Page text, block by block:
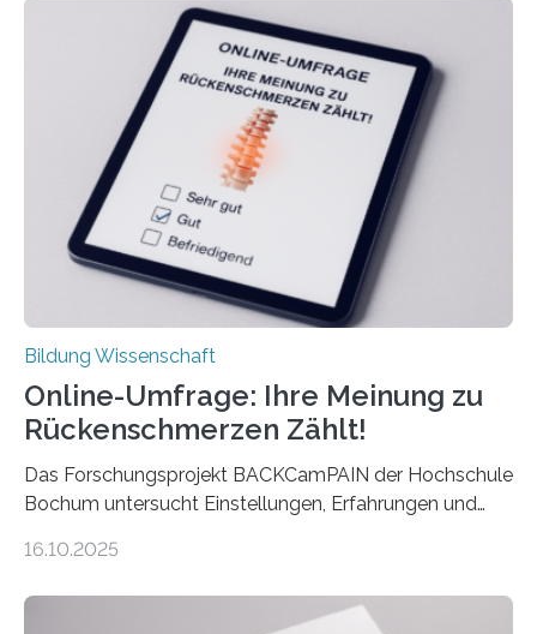
langfristigen Auswirkungen auf Karriere und die spätere
Rente. Bisherige Schätzungen lagen bei rund 20.000
Euro und damit etwa 30 Prozent zu niedrig. Zu diesem
Ergebnis kommt eine neue Studie des ZEW Mannheim
mit der Universität Tilburg. „Werden Frauen unter 30
Jahren erstmals…
Bildung Wissenschaft
Online-Umfrage: Ihre Meinung zu
Rückenschmerzen Zählt!
Das Forschungsprojekt BACKCamPAIN der Hochschule
Bochum untersucht Einstellungen, Erfahrungen und
gehören zu den häufigsten gesundheitlichen
Rückenschmerzen denken und welche Erfahrungen sie
16.10.2025